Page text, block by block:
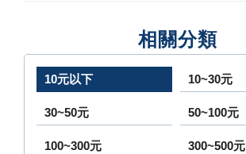
相關分類
10元以下 10~30元
30~50元 50~100元
100~300元 300~500元